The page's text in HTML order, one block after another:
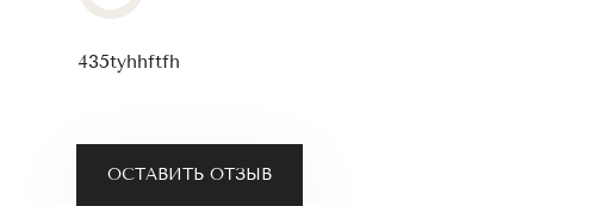
ОСТАВИТЬ ОТЗЫВ
435tyhhftfh